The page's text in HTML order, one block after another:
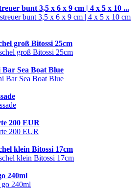
bunt 3,5 x 6 x 9 cm | 4 x 5 x 10 ...
groß Bitossi 25cm
Sea Boat Blue
200 EUR
klein Bitossi 17cm
240ml